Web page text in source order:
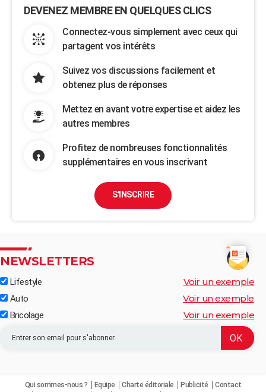
DEVENEZ MEMBRE EN QUELQUES CLICS
Connectez-vous simplement avec ceux qui
partagent vos intérêts
Suivez vos discussions facilement et
obtenez plus de réponses
Mettez en avant votre expertise et aidez les
autres membres
Profitez de nombreuses fonctionnalités
supplémentaires en vous inscrivant
S'INSCRIRE
NEWSLETTERS
Lifestyle Voir un exemple
Auto Voir un exemple
Bricolage Voir un exemple
Qui sommes-nous ? Equipe Charte éditoriale Publicité
Contact